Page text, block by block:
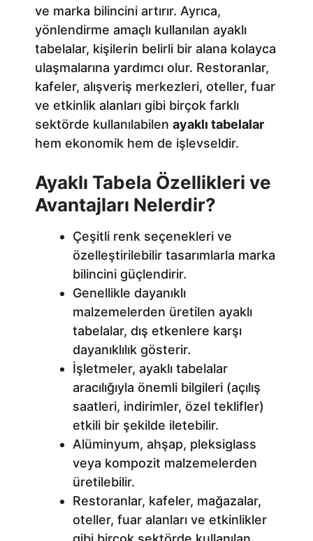
ve marka bilincini artırır. Ayrıca,
yönlendirme amaçlı kullanılan ayaklı
tabelalar, kişilerin belirli bir alana kolayca
ulaşmalarına yardımcı olur. Restoranlar,
kafeler, alışveriş merkezleri, oteller, fuar
ve etkinlik alanları gibi birçok farklı
sektörde kullanılabilen ayaklı tabelalar
hem ekonomik hem de işlevseldir.
Ayaklı Tabela Özellikleri ve
Avantajları Nelerdir?
Çeşitli renk seçenekleri ve
özelleştirilebilir tasarımlarla marka
bilincini güçlendirir.
Genellikle dayanıklı
malzemelerden üretilen ayaklı
tabelalar, dış etkenlere karşı
dayanıklılık gösterir.
İşletmeler, ayaklı tabelalar
aracılığıyla önemli bilgileri (açılış
saatleri, indirimler, özel teklifler)
etkili bir şekilde iletebilir.
Alüminyum, ahşap, pleksiglass
veya kompozit malzemelerden
üretilebilir.
Restoranlar, kafeler, mağazalar,
oteller, fuar alanları ve etkinlikler